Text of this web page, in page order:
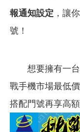
報通知設定 ，讓
號！
想要擁有一台
戰手機市場最低
搭配門號再享高